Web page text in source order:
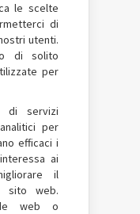
le scelte
di
utenti.
di solito
per
servizi
per
efficaci i
ai
il
sito web.
web o